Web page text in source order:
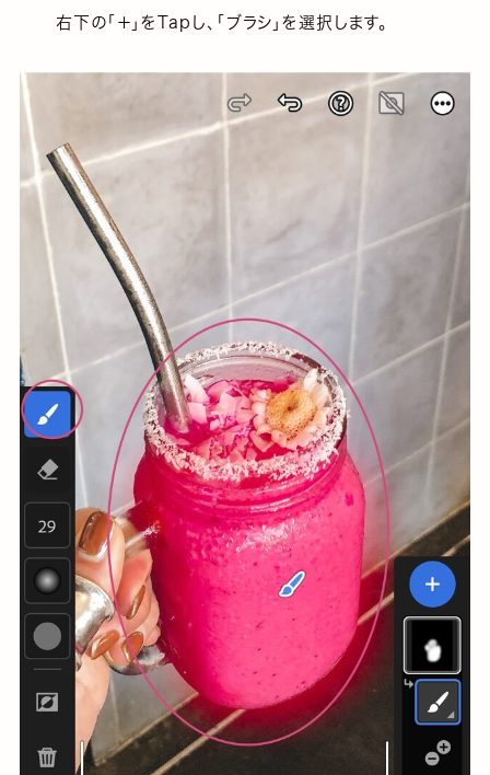
右下の「＋」をTapし、「ブラシ」を選択します。